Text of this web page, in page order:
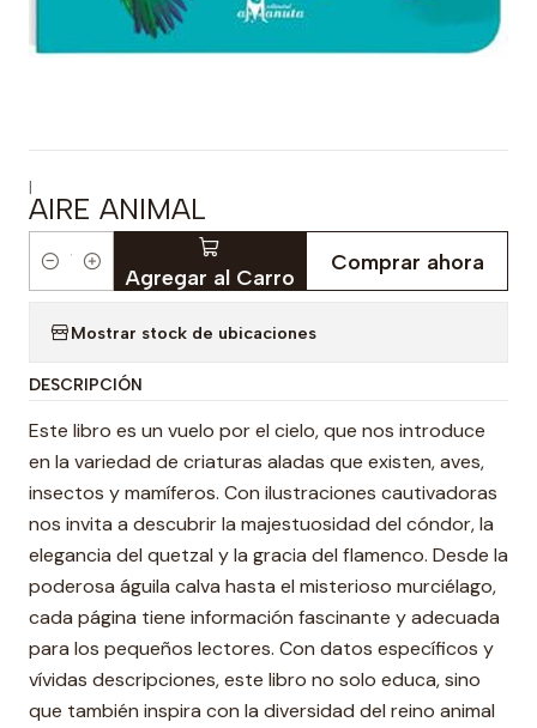
|
AIRE ANIMAL
Cantidad Agregar al Carro
Comprar ahora
Mostrar stock de ubicaciones
DESCRIPCIÓN
Este libro es un vuelo por el cielo, que nos introduce
en la variedad de criaturas aladas que existen, aves,
insectos y mamíferos. Con ilustraciones cautivadoras
nos invita a descubrir la majestuosidad del cóndor, la
elegancia del quetzal y la gracia del flamenco. Desde la
poderosa águila calva hasta el misterioso murciélago,
cada página tiene información fascinante y adecuada
para los pequeños lectores. Con datos específicos y
vívidas descripciones, este libro no solo educa, sino
que también inspira con la diversidad del reino animal